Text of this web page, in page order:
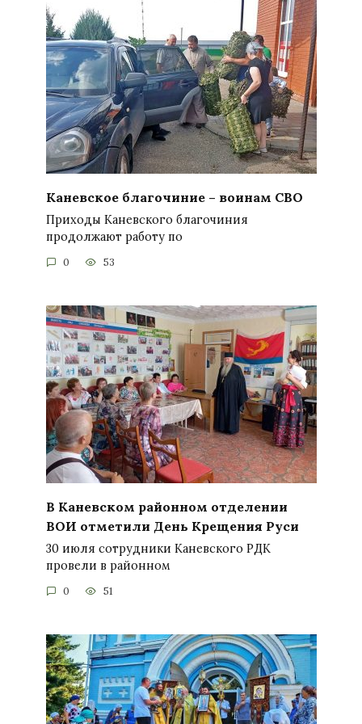
Каневское благочиние – воинам СВО
Приходы Каневского благочиния
продолжают работу по
0 53
В Каневском районном отделении
ВОИ отметили День Крещения Руси
30 июля сотрудники Каневского РДК
провели в районном
0 51